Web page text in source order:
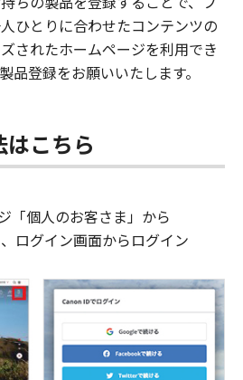
ひとりに合わせたコンテンツの
されたホームページを利用でき
品登録をお願いいたします。
こちら
「個人のお客さま」から
ログイン画面からログイン